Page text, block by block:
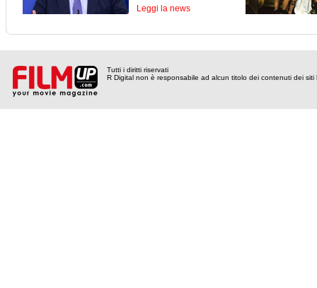
Leggi la news
Tutti i diritti riservati
R Digital non è responsabile ad alcun titolo dei contenuti dei siti